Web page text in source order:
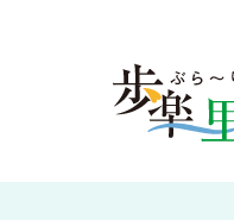
文
オー